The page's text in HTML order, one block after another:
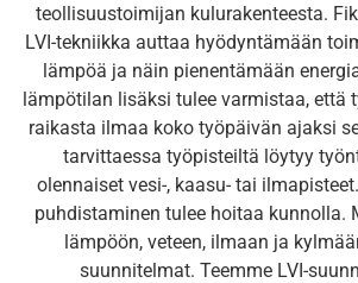
teollisuustoimijan kulurakenteesta.
LVI-tekniikka auttaa hyödyntämään
lämpöä ja näin pienentämään
lämpötilan lisäksi tulee varmistaa, että
raikasta ilmaa koko työpäivän ajaksi
tarvittaessa työpisteiltä löytyy
olennaiset vesi-, kaasu- tai
puhdistaminen tulee hoitaa kunnolla.
lämpöön, veteen, ilmaan ja
suunnitelmat. Teemme LVI-